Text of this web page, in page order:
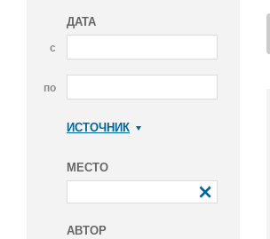
ДАТА
с
по
ИСТОЧНИК
МЕСТО
АВТОР